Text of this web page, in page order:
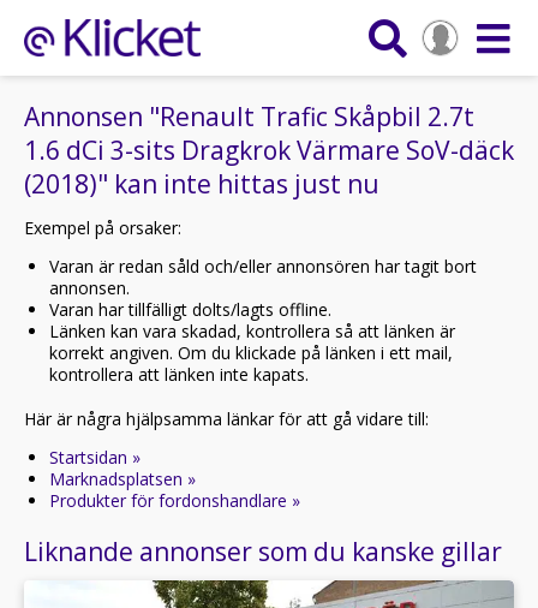
Annonsen "Renault Trafic Skåpbil 2.7t
1.6 dCi 3-sits Dragkrok Värmare SoV-däck
(2018)" kan inte hittas just nu
Exempel på orsaker:
Varan är redan såld och/eller annonsören har tagit bort
annonsen.
Varan har tillfälligt dolts/lagts offline.
Länken kan vara skadad, kontrollera så att länken är
korrekt angiven. Om du klickade på länken i ett mail,
kontrollera att länken inte kapats.
Här är några hjälpsamma länkar för att gå vidare till:
Startsidan »
Marknadsplatsen »
Produkter för fordonshandlare »
Liknande annonser som du kanske gillar